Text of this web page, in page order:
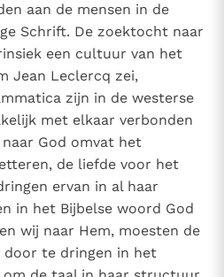
aan de mensen in de
Schrift. De zoektocht naar
een cultuur van het
Jean Leclercq zei,
zijn in de westerse
met elkaar verbonden
God omvat het
de liefde voor het
ervan in al haar
in het Bijbelse woord God
wij naar Hem, moesten de
door te dringen in het